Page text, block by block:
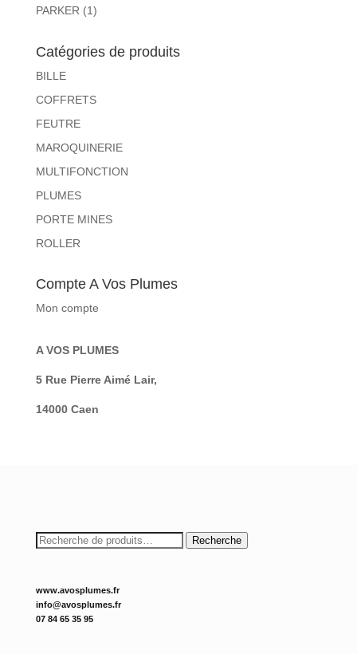
PARKER (1)
Catégories de produits
BILLE
COFFRETS
FEUTRE
MAROQUINERIE
MULTIFONCTION
PLUMES
PORTE MINES
ROLLER
Compte A Vos Plumes
Mon compte
A VOS PLUMES
5 Rue Pierre Aimé Lair,
14000 Caen
Recherche
Recherche
www.avosplumes.fr
info@avosplumes.fr
07 84 65 35 95